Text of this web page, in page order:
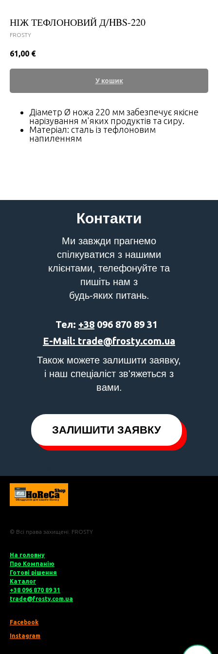
НІЖ ТЕФЛОНОВИЙ Д/HBS-220
FROSTY
61,00 €
У кошик
Діаметр Ø ножа 220 мм забезпечує якісне
нарізування м'яких продуктів та сиру.
Матеріал: сталь із тефлоновим
напиленням
Контакти
Ми завжди прагнемо
спілкуватися з нашими
клієнтами, телефонуйте та
пишіть нам з
будь-яких питань.
Також можете залишити заявку,
і наш спеціаліст зв'яжеться з
вами.
ЗАЛИШИТИ ЗАЯВКУ
E-Mail: trade@frosty.com.ua
Тел: +38 096 870 89 31
© Всі права захищені. FROSTY
На головну
Про Компанію
Готові рішення
Каталог
+38 096 870 89 31
trade@frosty.com.ua
Facebook
Instagram